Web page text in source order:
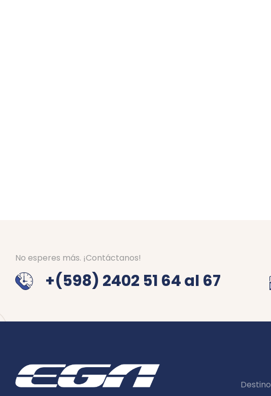
No esperes más. ¡Contáctanos!
+(598) 2402 51 64 al 67